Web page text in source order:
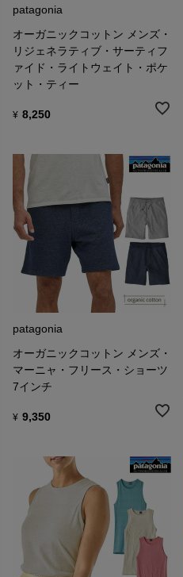
patagonia
オーガニックコットン メンズ・
リジェネラティブ・サーティフ
ァイド・ライトウェイト・ポケ
ット・ティー
¥ 8,250
patagonia
オーガニックコットン メンズ・
マーニャ・フリース・ショーツ
7インチ
¥ 9,350